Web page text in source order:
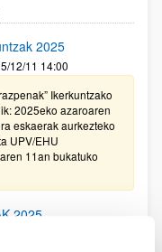
2025
12/11 14:00
Ikerkuntzako
2025eko azaroaren
eskaerak aurkezteko
UPV/EHU
11an bukatuko
2025